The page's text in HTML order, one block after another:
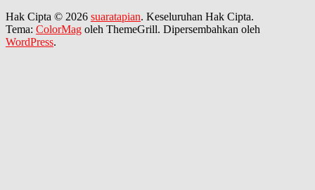
Hak Cipta © 2026 suaratapian. Keseluruhan Hak Cipta.
Tema: ColorMag oleh ThemeGrill. Dipersembahkan oleh
WordPress.